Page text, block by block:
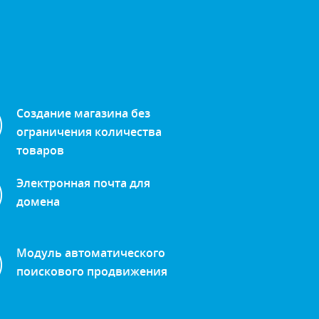
Создание магазина без
ограничения количества
товаров
Электронная почта для
домена
Модуль автоматического
поискового продвижения